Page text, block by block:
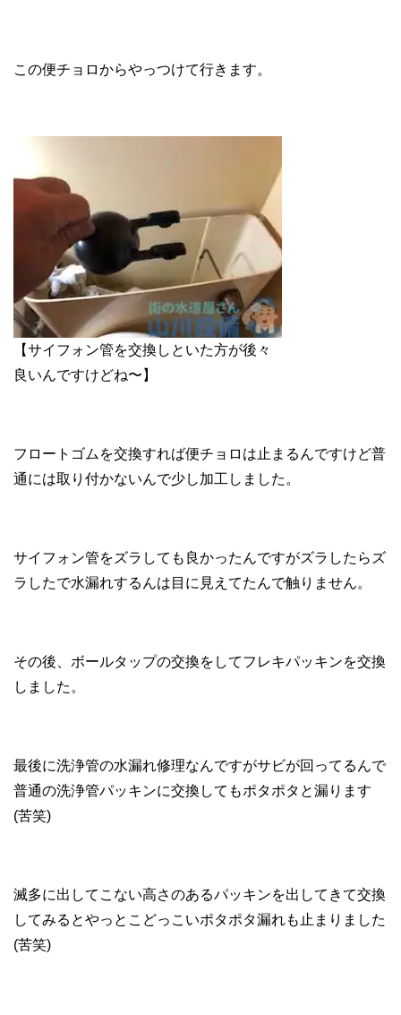
この便チョロからやっつけて行きます。
【サイフォン管を交換しといた方が後々
良いんですけどね〜】
フロートゴムを交換すれば便チョロは止まるんですけど普
通には取り付かないんで少し加工しました。
サイフォン管をズラしても良かったんですがズラしたらズ
ラしたで水漏れするんは目に見えてたんで触りません。
その後、ボールタップの交換をしてフレキパッキンを交換
しました。
最後に洗浄管の水漏れ修理なんですがサビが回ってるんで
普通の洗浄管パッキンに交換してもポタポタと漏ります
(苦笑)
滅多に出してこない高さのあるパッキンを出してきて交換
してみるとやっとこどっこいポタポタ漏れも止まりました
(苦笑)